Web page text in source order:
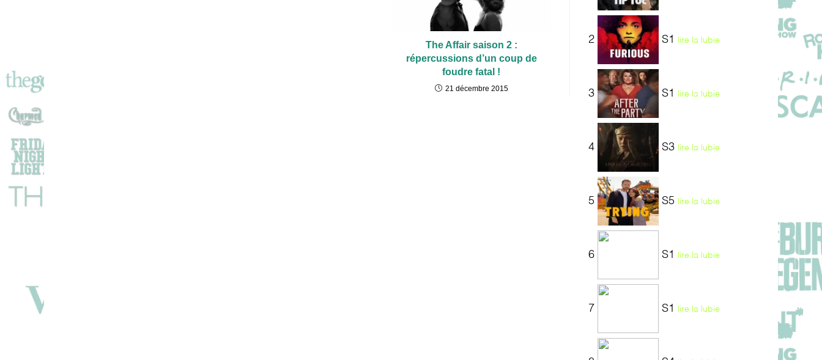
The Affair saison 2 :
répercussions d’un coup de
foudre fatal !
21 décembre 2015
2 S1 lire la lubie
3 S1 lire la lubie
4 S3 lire la lubie
5 S5 lire la lubie
6 S1 lire la lubie
7 S1 lire la lubie